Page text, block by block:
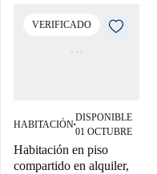
VERIFICADO
HABITACIÓN■
DISPONIBLE
01 OCTUBRE
Habitación en piso
compartido en alquiler,